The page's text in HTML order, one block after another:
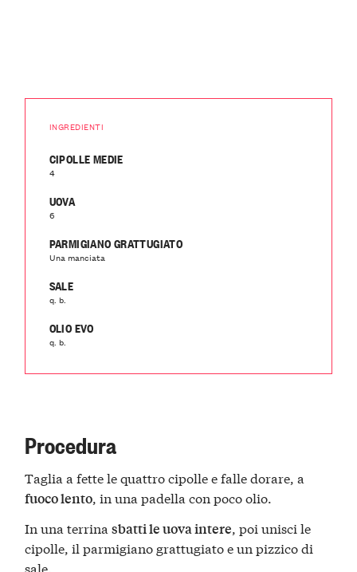
INGREDIENTI
CIPOLLE MEDIE
4
UOVA
6
PARMIGIANO GRATTUGIATO
Una manciata
SALE
q. b.
OLIO EVO
q. b.
Procedura
Taglia a fette le quattro cipolle e falle dorare, a
fuoco lento, in una padella con poco olio.
In una terrinasbatti le uova intere, poi unisci le
cipolle, il parmigiano grattugiato e un pizzico di
sale.